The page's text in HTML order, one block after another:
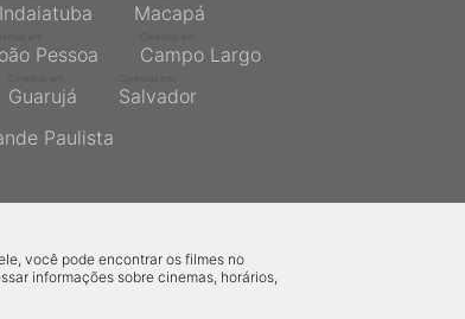
Indaiatuba Macapá
Pessoa Campo Largo
Guarujá Salvador
Paulista
você pode encontrar os filmes no
informações sobre cinemas, horários,